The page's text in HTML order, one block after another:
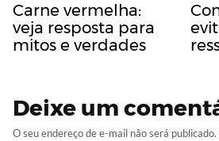
Carne vermelha:
veja resposta para
mitos e verdades
Deixe um
O seu endereço de e-mail não será publicado.